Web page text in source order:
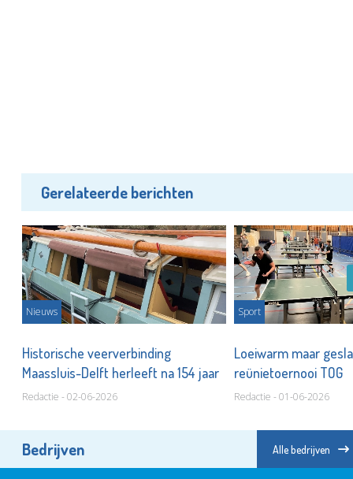
Gerelateerde berichten
Nieuws
Historische veerverbinding
Maassluis-Delft herleeft na 154 jaar
Redactie - 02-06-2026
Sport
Loeiwarm maar
reünietoernooi TOG
Redactie - 01-06-2026
Bedrijven Alle bedrijven